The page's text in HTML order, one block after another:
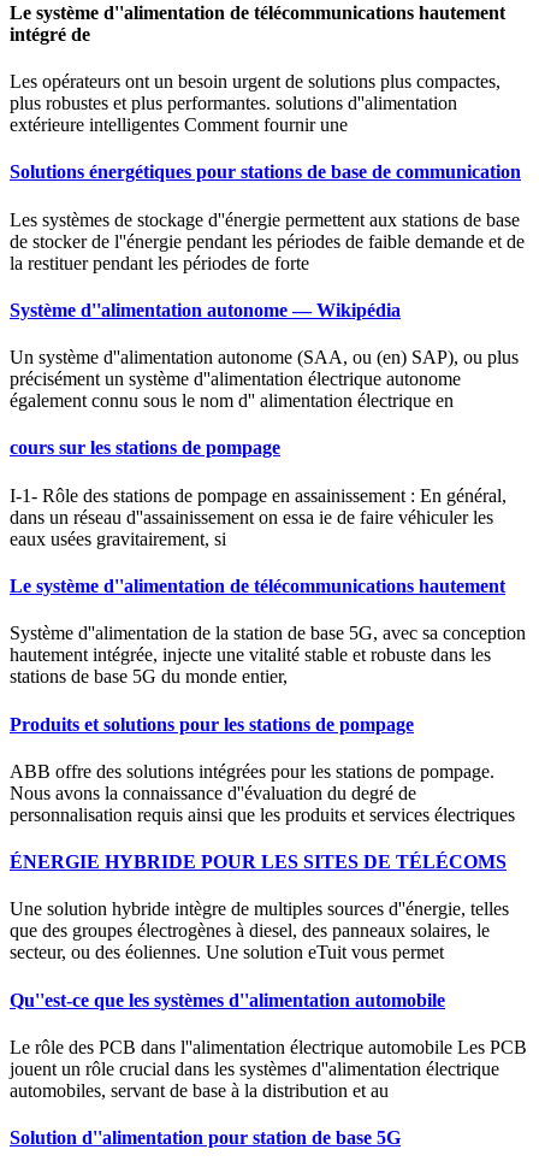
Le système d''alimentation de télécommunications hautement
intégré de
Les opérateurs ont un besoin urgent de solutions plus compactes,
plus robustes et plus performantes. solutions d''alimentation
extérieure intelligentes Comment fournir une
Solutions énergétiques pour stations de base de communication
Les systèmes de stockage d''énergie permettent aux stations de base
de stocker de l''énergie pendant les périodes de faible demande et de
la restituer pendant les périodes de forte
Système d''alimentation autonome — Wikipédia
Un système d''alimentation autonome (SAA, ou (en) SAP), ou plus
précisément un système d''alimentation électrique autonome
également connu sous le nom d'' alimentation électrique en
cours sur les stations de pompage
I-1- Rôle des stations de pompage en assainissement : En général,
dans un réseau d''assainissement on essa ie de faire véhiculer les
eaux usées gravitairement, si
Le système d''alimentation de télécommunications hautement
Système d''alimentation de la station de base 5G, avec sa conception
hautement intégrée, injecte une vitalité stable et robuste dans les
stations de base 5G du monde entier,
Produits et solutions pour les stations de pompage
ABB offre des solutions intégrées pour les stations de pompage.
Nous avons la connaissance d''évaluation du degré de
personnalisation requis ainsi que les produits et services électriques
ÉNERGIE HYBRIDE POUR LES SITES DE TÉLÉCOMS
Une solution hybride intègre de multiples sources d''énergie, telles
que des groupes électrogènes à diesel, des panneaux solaires, le
secteur, ou des éoliennes. Une solution eTuit vous permet
Qu''est-ce que les systèmes d''alimentation automobile
Le rôle des PCB dans l''alimentation électrique automobile Les PCB
jouent un rôle crucial dans les systèmes d''alimentation électrique
automobiles, servant de base à la distribution et au
Solution d''alimentation pour station de base 5G